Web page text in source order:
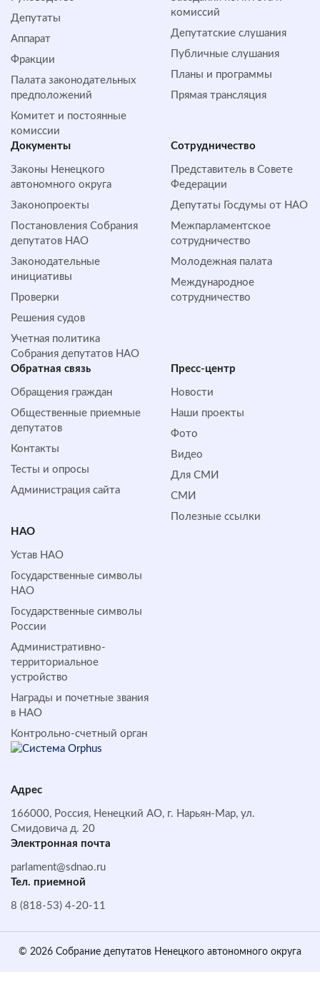
Депутаты
Аппарат
Фракции
Палата законодательных
предположений
Комитет и постоянные
комиссии
комиссий
Депутатские слушания
Публичные слушания
Планы и программы
Прямая трансляция
Документы
Законы Ненецкого
автономного округа
Законопроекты
Постановления Собрания
депутатов НАО
Законодательные
инициативы
Проверки
Решения судов
Учетная политика
Собрания депутатов НАО
Сотрудничество
Представитель в Совете
Федерации
Депутаты Госдумы от НАО
Межпарламентское
сотрудничество
Молодежная палата
Международное
сотрудничество
Обратная cвязь
Обращения граждан
Общественные приемные
депутатов
Контакты
Тесты и опросы
Администрация сайта
Пресс-центр
Новости
Наши проекты
Фото
Видео
Для СМИ
СМИ
Полезные ссылки
НАО
Устав НАО
Государственные символы
НАО
Государственные символы
России
Административно-
территориальное
устройство
Награды и почетные звания
в НАО
Контрольно-счетный орган
Адрес
166000, Россия, Ненецкий АО, г. Нарьян-Мар, ул.
Смидовича д. 20
Электронная почта
parlament@sdnao.ru
Тел. приемной
8 (818-53) 4-20-11
© 2026 Собрание депутатов Ненецкого автономного округа